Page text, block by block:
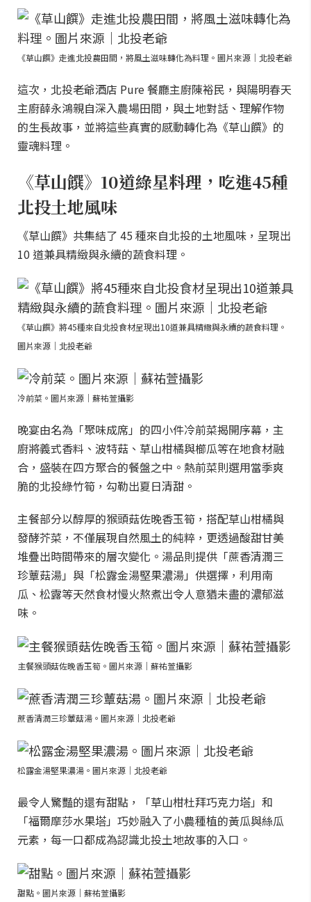
《草山饌》走進北投農田間，將風土滋味轉化為料理。圖片來源｜北投老爺
這次，北投老爺酒店 Pure 餐廳主廚陳裕民，與陽明春天
主廚薛永鴻親自深入農場田間，與土地對話、理解作物
的生長故事，並將這些真實的感動轉化為《草山饌》的
靈魂料理。
《草山饌》10道綠星料理，吃進45種
北投土地風味
《草山饌》共集結了 45 種來自北投的土地風味，呈現出
10 道兼具精緻與永續的蔬食料理。
《草山饌》將45種來自北投食材呈現出10道兼具精緻與永續的蔬食料理。
圖片來源｜北投老爺
冷前菜。圖片來源｜蘇祐萱攝影
晚宴由名為「聚味成席」的四小件冷前菜揭開序幕，主
廚將義式香料、波特菇、草山柑橘與櫛瓜等在地食材融
合，盛裝在四方聚合的餐盤之中。熱前菜則選用當季爽
脆的北投綠竹筍，勾勒出夏日清甜。
主餐部分以醇厚的猴頭菇佐晚香玉筍，搭配草山柑橘與
發酵芥菜，不僅展現自然風土的純粹，更透過酸甜甘美
堆疊出時間帶來的層次變化。湯品則提供「蔗香清潤三
珍蕈菇湯」與「松露金湯堅果濃湯」供選擇，利用南
瓜、松露等天然食材慢火熬煮出令人意猶未盡的濃郁滋
味。
主餐猴頭菇佐晚香玉筍。圖片來源｜蘇祐萱攝影
蔗香清潤三珍蕈菇湯。圖片來源｜北投老爺
松露金湯堅果濃湯。圖片來源｜北投老爺
最令人驚豔的還有甜點，「草山柑杜拜巧克力塔」和
「福爾摩莎水果塔」巧妙融入了小農種植的黃瓜與絲瓜
元素，每一口都成為認識北投土地故事的入口。
甜點。圖片來源｜蘇祐萱攝影